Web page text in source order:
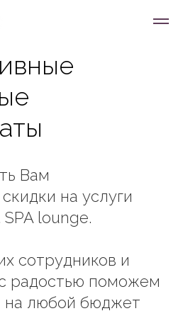
Вам
на услуги
SPA lounge.
сотрудников и
радостью поможем
на любой бюджет